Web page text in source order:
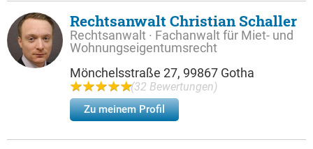
Rechtsanwalt Christian Schaller
Rechtsanwalt · Fachanwalt für Miet- und
Wohnungseigentumsrecht
Mönchelsstraße 27, 99867 Gotha
(32 Bewertungen)
Zu meinem Profil